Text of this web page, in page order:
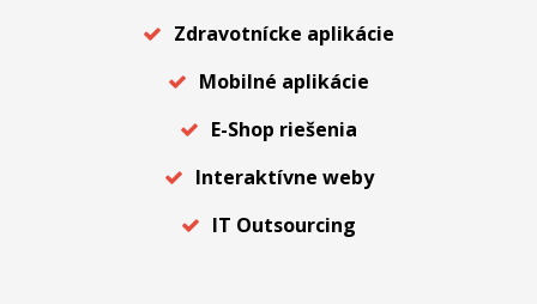
Zdravotnícke aplikácie
Mobilné aplikácie
E-Shop riešenia
Interaktívne weby
IT Outsourcing